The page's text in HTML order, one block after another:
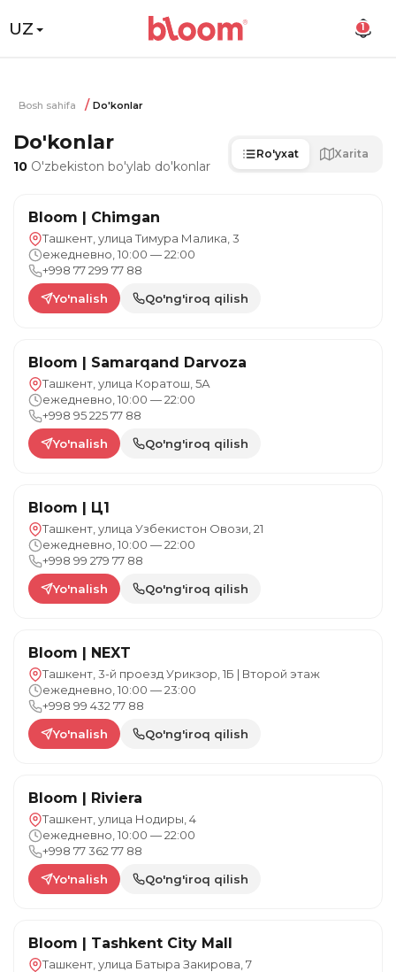
UZ 1
Bosh sahifa Do'konlar
Do'konlar
10 O'zbekiston bo'ylab do'konlar
Ro'yxat Xarita
Bloom | Chimgan
Ташкент, улица Тимура Малика, 3
ежедневно, 10:00 — 22:00
+998 77 299 77 88
Yo'nalish
Qo'ng'iroq qilish
Bloom | Samarqand Darvoza
Ташкент, улица Коратош, 5А
ежедневно, 10:00 — 22:00
+998 95 225 77 88
Yo'nalish
Qo'ng'iroq qilish
Bloom | Ц1
Ташкент, улица Узбекистон Овози, 21
ежедневно, 10:00 — 22:00
+998 99 279 77 88
Yo'nalish
Qo'ng'iroq qilish
Bloom | NEXT
Ташкент, 3-й проезд Урикзор, 1Б | Второй этаж
ежедневно, 10:00 — 23:00
+998 99 432 77 88
Yo'nalish
Qo'ng'iroq qilish
Bloom | Riviera
Ташкент, улица Нодиры, 4
ежедневно, 10:00 — 22:00
+998 77 362 77 88
Yo'nalish
Qo'ng'iroq qilish
Bloom | Tashkent City Mall
Ташкент, улица Батыра Закирова, 7